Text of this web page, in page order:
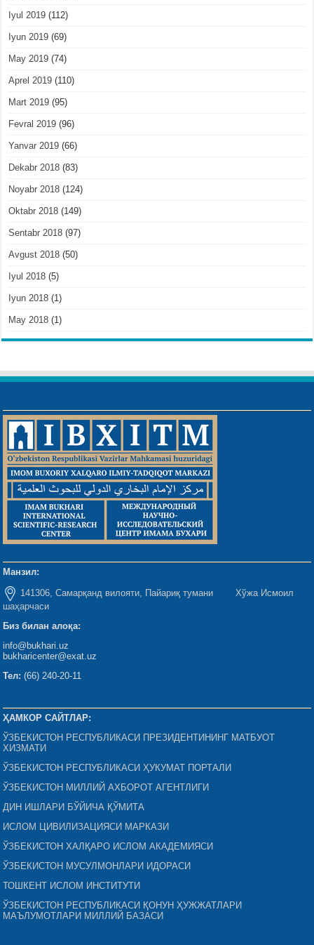
Iyul 2019 (112)
Iyun 2019 (69)
May 2019 (74)
Aprel 2019 (110)
Mart 2019 (95)
Fevral 2019 (96)
Yanvar 2019 (66)
Dekabr 2018 (83)
Noyabr 2018 (124)
Oktabr 2018 (149)
Sentabr 2018 (97)
Avgust 2018 (50)
Iyul 2018 (5)
Iyun 2018 (1)
May 2018 (1)
Манзил:
141306, Самарқанд вилояти, Пайариқ тумани Хўжа Исмоил
шаҳарчаси
Биз билан алоқа:
info@bukhari.uz
bukharicenter@exat.uz
Тел: (66) 240-20-11
ҲАМКОР САЙТЛАР:
ЎЗБЕКИСТОН РЕСПУБЛИКАСИ ПРЕЗИДЕНТИНИНГ МАТБУОТ
ХИЗМАТИ
ЎЗБЕКИСТОН РЕСПУБЛИКАСИ ҲУКУМАТ ПОРТАЛИ
ЎЗБЕКИСТОН МИЛЛИЙ АХБОРОТ АГЕНТЛИГИ
ДИН ИШЛАРИ БЎЙИЧА ҚЎМИТА
ИСЛОМ ЦИВИЛИЗАЦИЯСИ МАРКАЗИ
ЎЗБЕКИСТОН ХАЛҚАРО ИСЛОМ АКАДЕМИЯСИ
ЎЗБЕКИСТОН МУСУЛМОНЛАРИ ИДОРАСИ
ТОШКЕНТ ИСЛОМ ИНСТИТУТИ
ЎЗБЕКИСТОН РЕСПУБЛИКАСИ ҚОНУН ҲУЖЖАТЛАРИ
МАЪЛУМОТЛАРИ МИЛЛИЙ БАЗАСИ